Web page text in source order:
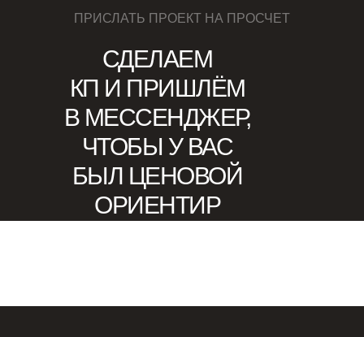
ПРИСЛАТЬ ПРОЕКТ НА ПРОСЧЕТ
СДЕЛАЕМ
КП И ПРИШЛЁМ
В МЕССЕНДЖЕР,
ЧТОБЫ У ВАС
БЫЛ ЦЕНОВОЙ
ОРИЕНТИР